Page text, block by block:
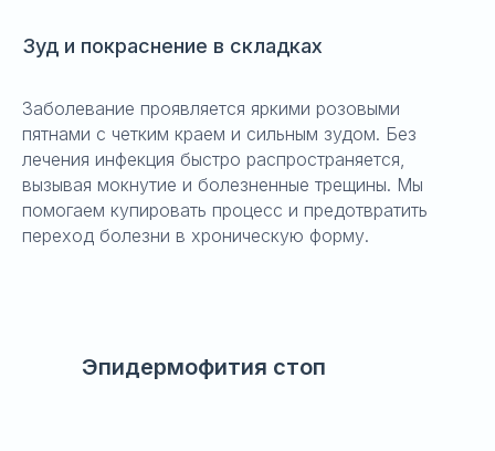
Зуд и покраснение в складках
Заболевание проявляется яркими розовыми
пятнами с четким краем и сильным зудом. Без
лечения инфекция быстро распространяется,
вызывая мокнутие и болезненные трещины. Мы
помогаем купировать процесс и предотвратить
переход болезни в хроническую форму.
Эпидермофития стоп